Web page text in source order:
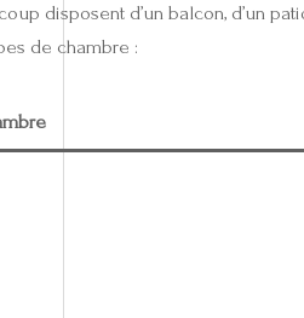
disposent d’un balcon, d’un
de chambre :